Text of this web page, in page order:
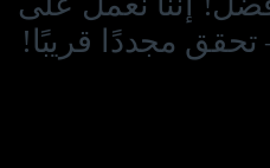
مجددًا قريبًا!